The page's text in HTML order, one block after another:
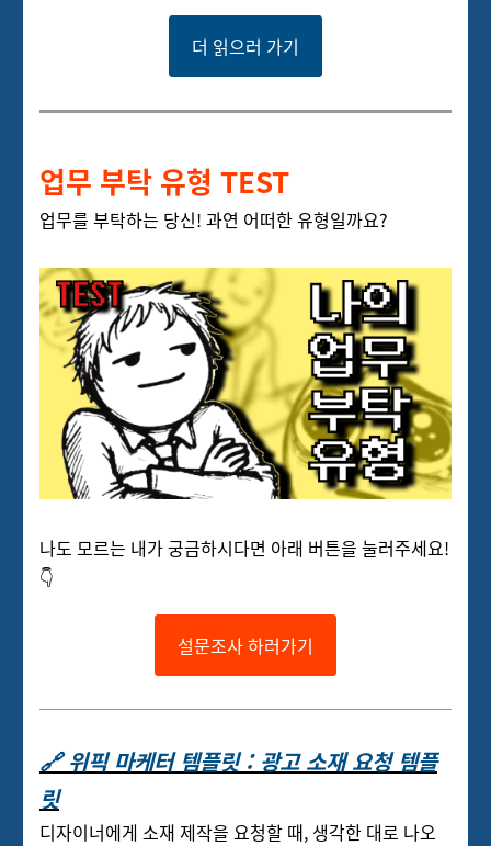
더 읽으러 가기
업무 부탁 유형 TEST
업무를 부탁하는 당신! 과연 어떠한 유형일까요?
나도 모르는 내가 궁금하시다면 아래 버튼을 눌러주세요!
👇
설문조사 하러가기
🔗 위픽 마케터 템플릿 : 광고 소재 요청 템플
릿
디자이너에게 소재 제작을 요청할 때, 생각한 대로 나오